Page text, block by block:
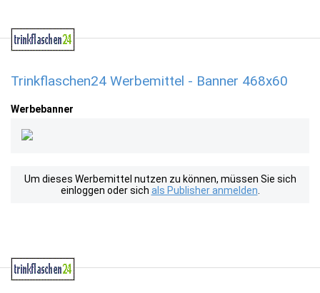
Trinkflaschen24 Werbemittel - Banner 468x60
Werbebanner
Um dieses Werbemittel nutzen zu können, müssen Sie sich
einloggen oder sich als Publisher anmelden